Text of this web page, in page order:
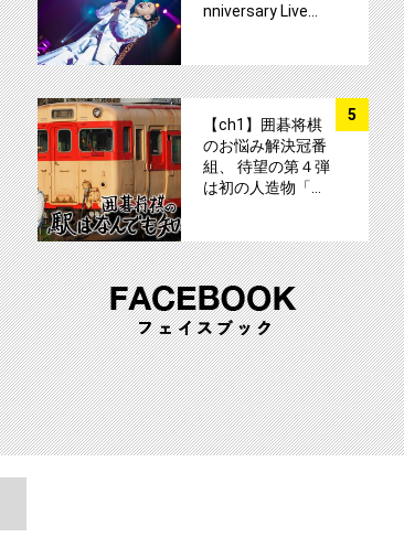
nniversary Live…
5
【ch1】囲碁将棋
のお悩み解決冠番
組、 待望の第４弾
は初の人造物「…